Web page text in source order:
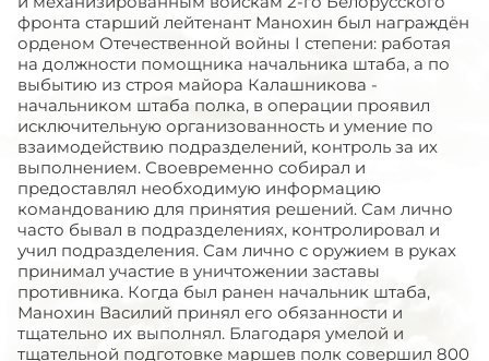
фронта старший лейтенант Манохин был награждён
орденом Отечественной войны I степени: работая
на должности помощника начальника штаба, а по
выбытию из строя майора Калашникова -
начальником штаба полка, в операции проявил
исключительную организованность и умение по
взаимодействию подразделений, контроль за их
выполнением. Своевременно собирал и
предоставлял необходимую информацию
командованию для принятия решений. Сам лично
часто бывал в подразделениях, контролировал и
учил подразделения. Сам лично с оружием в руках
принимал участие в уничтожении заставы
противника. Когда был ранен начальник штаба,
Манохин Василий принял его обязанности и
тщательно их выполнял. Благодаря умелой и
тщательной подготовке маршев полк совершил 800